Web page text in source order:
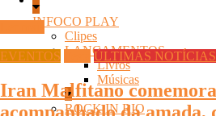
INFOCO PLAY
Clipes
LANÇAMENTOS
Livros
Músicas
ROCK IN RIO
EVENTOS ÚLTIMAS NOTÍCIAS
Iran Malfitano